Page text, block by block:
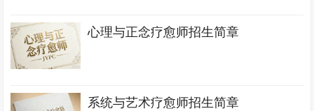
心理与正念疗愈师招生简章
系统与艺术疗愈师招生简章